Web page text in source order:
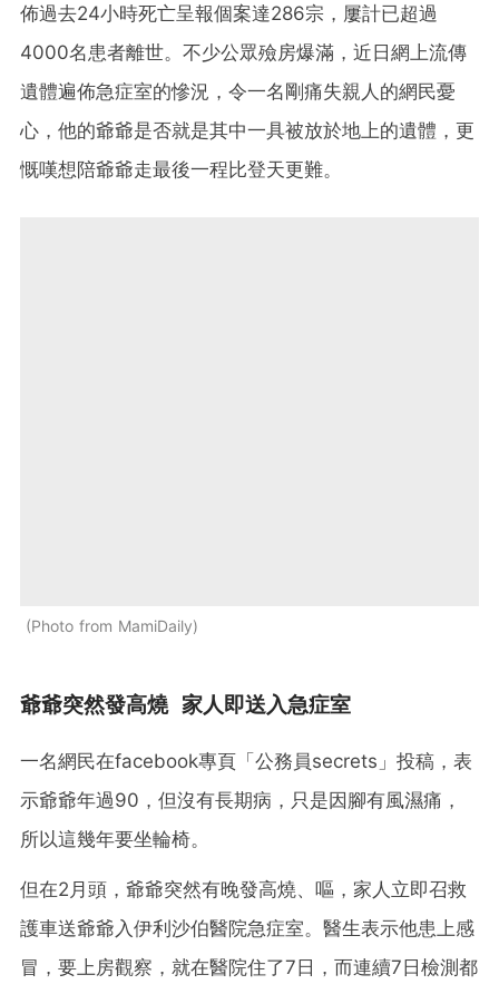
佈過去24小時死亡呈報個案達286宗，屢計已超過
4000名患者離世。不少公眾殮房爆滿，近日網上流傳
遺體遍佈急症室的慘況，令一名剛痛失親人的網民憂
心，他的爺爺是否就是其中一具被放於地上的遺體，更
慨嘆想陪爺爺走最後一程比登天更難。
Photo from MamiDaily
爺爺突然發高燒 家人即送入急症室
一名網民在facebook專頁「公務員secrets」投稿，表
示爺爺年過90，但沒有長期病，只是因腳有風濕痛，
所以這幾年要坐輪椅。
但在2月頭，爺爺突然有晚發高燒、嘔，家人立即召救
護車送爺爺入伊利沙伯醫院急症室。醫生表示他患上感
冒，要上房觀察，就在醫院住了7日，而連續7日檢測都